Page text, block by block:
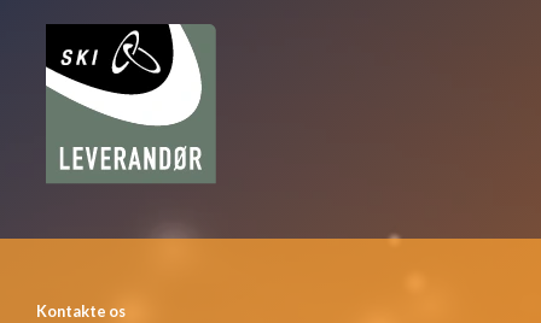
Kontakte os